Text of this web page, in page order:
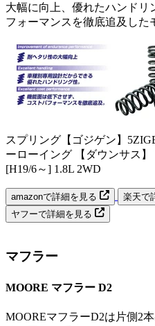
大幅に向上、優れたハンド
フォーマンスを徹底追及した
スプリング【ゴジゲン】
ーローイング 【ダウンサス】
[H19/6～] 1.8L 2WD
amazonで詳細を見る
楽天で
ヤフーで詳細を見る
マフラー
MOORE マフラー D2
MOOREマフラーD2は片側2